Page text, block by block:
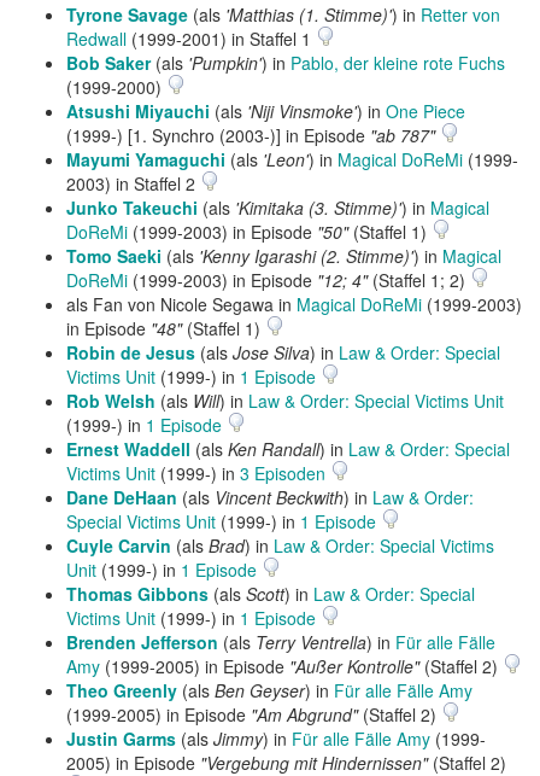
Tyrone Savage (als 'Matthias (1. Stimme)') in Retter von
Redwall (1999-2001) in Staffel 1
Bob Saker(als 'Pumpkin') in Pablo, der kleine rote Fuchs
(1999-2000)
Atsushi Miyauchi (als 'Niji Vinsmoke') in One Piece
(1999-) [1. Synchro (2003-)] in Episode "ab 787"
Mayumi Yamaguchi (als 'Leon') in Magical DoReMi (1999-
2003) in Staffel 2
Junko Takeuchi (als 'Kimitaka (3. Stimme)') in Magical
DoReMi (1999-2003) in Episode "50"(Staffel 1)
Tomo Saeki (als 'Kenny Igarashi (2. Stimme)') in Magical
DoReMi (1999-2003) in Episode "12; 4"(Staffel 1; 2)
als Fan von Nicole Segawa in Magical DoReMi (1999-2003)
in Episode "48"(Staffel 1)
Robin de Jesus (als Jose Silva) in Law & Order: Special
Victims Unit (1999-) in 1 Episode
Rob Welsh (als Will) in Law & Order: Special Victims Unit
(1999-) in 1 Episode
Ernest Waddell (als Ken Randall) in Law & Order: Special
Victims Unit (1999-) in 3 Episoden
Dane DeHaan (als Vincent Beckwith) in Law & Order:
Special Victims Unit (1999-) in 1 Episode
Cuyle Carvin (als Brad) in Law & Order: Special Victims
Unit (1999-) in 1 Episode
Thomas Gibbons (als Scott) in Law & Order: Special
Victims Unit (1999-) in 1 Episode
Brenden Jefferson (als Terry Ventrella) in Für alle Fälle
Amy (1999-2005) in Episode "Außer Kontrolle"(Staffel 2)
Theo Greenly (als Ben Geyser) in Für alle Fälle Amy
(1999-2005) in Episode "Am Abgrund"(Staffel 2)
Justin Garms (als Jimmy) in Für alle Fälle Amy (1999-
2005) in Episode "Vergebung mit Hindernissen"(Staffel 2)